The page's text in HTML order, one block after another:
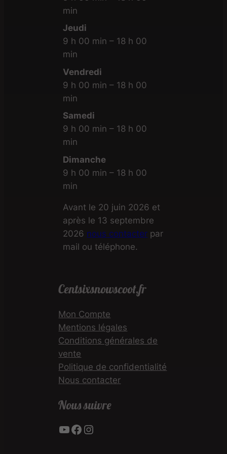
min
Jeudi
9 h 00 min – 18 h 00
min
Vendredi
9 h 00 min – 18 h 00
min
Samedi
9 h 00 min – 18 h 00
min
Dimanche
9 h 00 min – 18 h 00
min
Avant le 20 juin 2026 et
après le 13 septembre
2026 nous contacter par
mail ou téléphone.
Centsixsnowscoot.fr
Mon Compte
Mentions légales
Conditions générales de
vente
Politique de confidentialité
Nous contacter
Nous suivre
YouTube Facebook Instagram